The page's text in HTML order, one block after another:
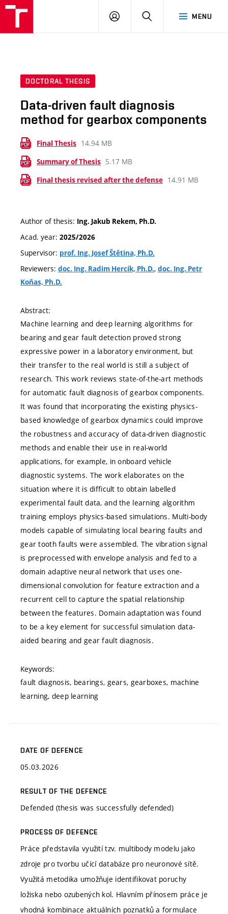
MENU
LOG
SEARCH
DOCTORAL THESIS
Data-driven fault diagnosis
method for gearbox components
Final Thesis 14.94 MB
Summary of Thesis 5.17 MB
Final thesis revised after the defense 14.91 MB
Author of thesis: Ing. Jakub Rekem, Ph.D.
Acad. year: 2025/2026
Supervisor: prof. Ing. Josef Štětina, Ph.D.
Reviewers: doc. Ing. Radim Hercík, Ph.D., doc. Ing. Petr
Koňas, Ph.D.
Abstract:
Machine learning and deep learning algorithms for
bearing and gear fault detection proved strong
expressive power in a laboratory environment, but
their transfer to the real world is still a subject of
research. This work reviews state-of-the-art methods
for automatic fault diagnosis of gearbox components.
It was found that incorporating the existing physics-
based knowledge of gearbox dynamics could improve
the robustness and accuracy of data-driven diagnostic
methods and enable their use in real-world
applications, for example, in onboard vehicle
diagnostic systems. The work elaborates on the
situation where it is difficult to obtain labelled
experimental fault data, and the learning algorithm
training employs physics-based simulations. Multi-body
models capable of simulating local bearing faults and
gear tooth faults were assembled. The vibration signal
is preprocessed with envelope analysis and fed to a
domain adaptive neural network that uses one-
dimensional convolution for feature extraction and a
recurrent cell to capture the spatial relationship
between the features. Domain adaptation was found
to be a key element for successful simulation data-
aided bearing and gear fault diagnosis.
Keywords:
fault diagnosis, bearings, gears, gearboxes, machine
learning, deep learning
DATE OF DEFENCE
05.03.2026
RESULT OF THE DEFENCE
Defended (thesis was successfully defended)
PROCESS OF DEFENCE
Práce představila využití tzv. multibody modelu jako
zdroje pro tvorbu učící databáze pro neuronové sítě.
Využitá metodika umožňuje identifikovat poruchy
ložiska nebo ozubených kol. Hlavním přínosem práce je
vhodná kombinace aktuálních poznatků a formulace